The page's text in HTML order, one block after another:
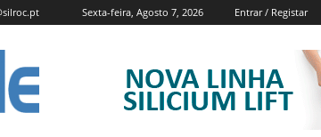
Sexta-feira, Agosto 7, 2026 Entrar / Registar